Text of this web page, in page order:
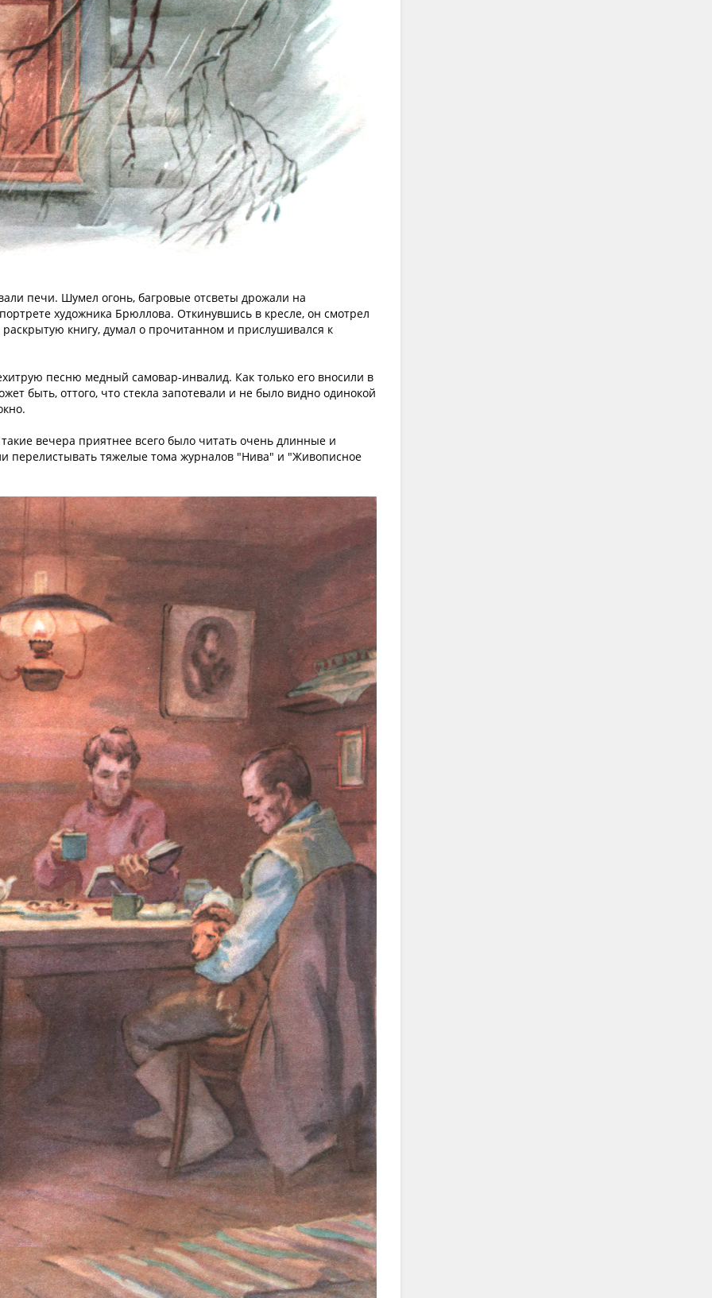
печи. Шумел огонь, багровые отсветы дрожали на
художника Брюллова. Откинувшись в кресле, он смотрел
книгу, думал о прочитанном и прислушивался к
песню медный самовар-инвалид. Как только его вносили в
быть, оттого, что стекла запотевали и не было видно одинокой
вечера приятнее всего было читать очень длинные и
перелистывать тяжелые тома журналов "Нива" и "Живописное